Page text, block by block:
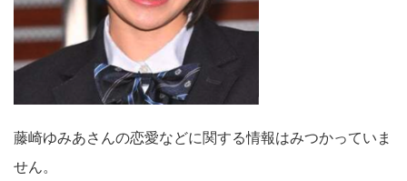
藤崎ゆみあさんの恋愛などに関する情報はみつかっていま
せん。